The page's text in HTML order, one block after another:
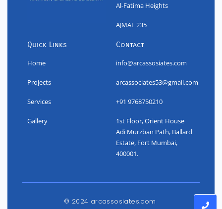
Al-Fatima Heights
AJMAL 235
Quick Links
Home
Projects
Services
Gallery
Contact
info@arcassosiates.com
arcassociates53@gmail.com
+91 9768750210
1st Floor, Orient House
Adi Murzban Path, Ballard
Estate, Fort Mumbai,
400001.
© 2024 arcassosiates.com